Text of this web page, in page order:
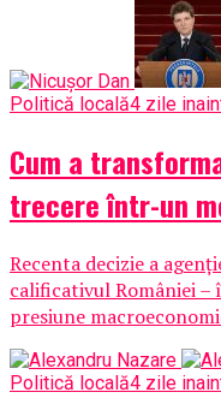
Politică locală4 zile
Cum a
trecere într-un
Recenta decizie a
calificativul României
presiune
Politică locală4 zile